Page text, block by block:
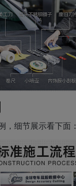
，细节展示看下面：